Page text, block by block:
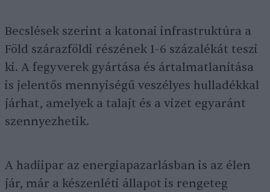
Becslések szerint a katonai infrastruktúra a
Föld szárazföldi részének 1-6 százalékát teszi
ki. A fegyverek gyártása és ártalmatlanítása
is jelentős mennyiségű veszélyes hulladékkal
járhat, amelyek a talajt és a vizet egyaránt
szennyezhetik.
A hadiipar az energiapazarlásban is az élen
jár, már a készenléti állapot is rengeteg